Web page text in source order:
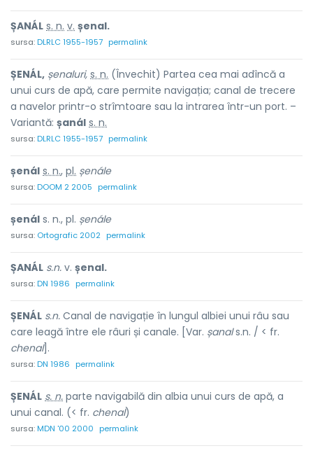
ȘANÁL s. n. v. șenal.
sursa:DLRLC 1955-1957 permalink
ȘENÁL, șenaluri, s. n. (Învechit) Partea cea mai adîncă a
unui curs de apă, care permite navigația; canal de trecere
a navelor printr-o strîmtoare sau la intrarea într-un port. –
Variantă: șanál s. n.
sursa:DLRLC 1955-1957 permalink
șenál s. n., pl. șenále
sursa:DOOM 2 2005 permalink
șenál s. n., pl. șenále
sursa: Ortografic 2002 permalink
ȘANÁL s.n. v. șenal.
sursa:DN 1986 permalink
ȘENÁL s.n. Canal de navigație în lungul albiei unui râu sau
care leagă între ele râuri și canale. [Var. șanals.n. / < fr.
chenal].
sursa:DN 1986 permalink
ȘENÁL s. n. parte navigabilă din albia unui curs de apă, a
unui canal. (< fr. chenal)
sursa:MDN '00 2000 permalink